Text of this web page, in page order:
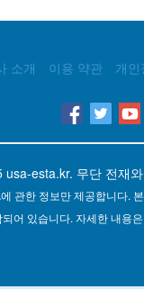
소개 이용 약관 개인
usa-esta.kr. 무단 전재
관한 정보만 제공합니다.
어 있습니다. 자세한 내용